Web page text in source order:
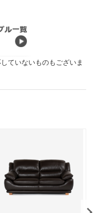
ていないものもございま